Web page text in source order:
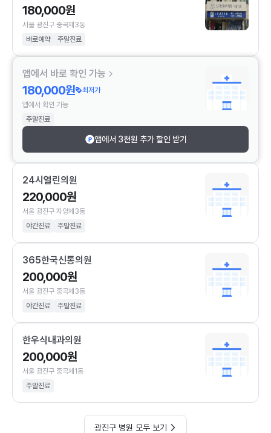
180,000원
서울 광진구 중곡제3동
바로예약
주말진료
앱에서 바로 확인 가능
180,000원
최저가
앱에서 확인 가능
주말진료
앱에서 3천원 추가 할인 받기
24시열린의원
220,000원
서울 광진구 자양제3동
야간진료
주말진료
365한국신통의원
200,000원
서울 광진구 중곡제3동
야간진료
주말진료
한우식내과의원
200,000원
서울 광진구 중곡제1동
주말진료
광진구 병원 모두 보기